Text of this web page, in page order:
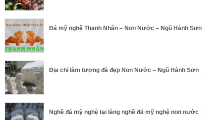
Đá mỹ nghệ Thanh Nhân – Non Nước – Ngũ Hành Sơn
Địa chỉ làm tượng đá đẹp Non Nước – Ngũ Hành Sơn
Nghề đá mỹ nghệ tại làng nghề đá mỹ nghệ non nước